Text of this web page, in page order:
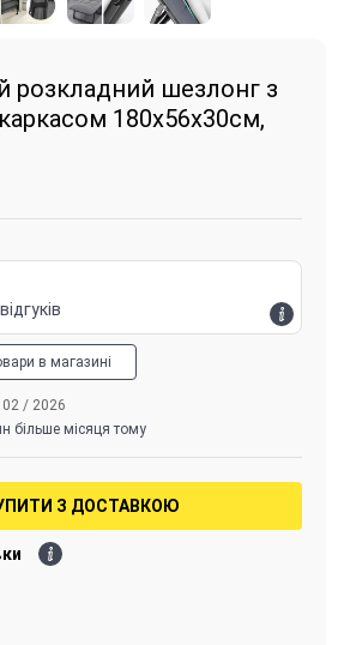
розкладний шезлонг з
180х56х30см,
в магазині
02 / 2026
більше місяця тому
З ДОСТАВКОЮ